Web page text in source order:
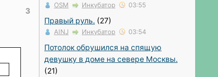
3
OSM Инкубатор 03:55
Правый руль. (27)
AINJ Инкубатор 03:54
Потолок обрушился на спящую
девушку в доме на севере Москвы.
(21)